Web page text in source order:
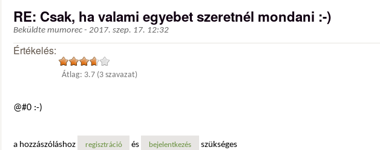
RE: Csak, ha valami egyebet szeretnél mondani :-)
Beküldte mumorec - 2017. szep. 17. 12:32
Értékelés:
Átlag: 3.7 (3 szavazat)
@#0 :-)
a hozzászóláshoz regisztráció és bejelentkezés szükséges